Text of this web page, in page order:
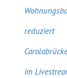
reduziert
im